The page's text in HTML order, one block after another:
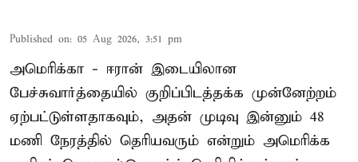
Published on: 05 Aug 2026, 3:51 pm
அமெரிக்கா - ஈரான் இடையிலான
பேச்சுவார்த்தையில் குறிப்பிடத்தக்க முன்னேற்றம்
ஏற்பட்டுள்ளதாகவும், அதன் முடிவு இன்னும் 48
மணி நேரத்தில் தெரியவரும் என்றும் அமெரிக்க